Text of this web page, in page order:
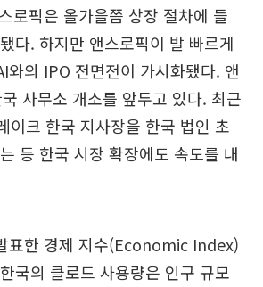
로픽은 올가을쯤 상장 절차에 들
다. 하지만 앤스로픽이 발 빠르게
와의 IPO 전면전이 가시화됐다. 앤
사무소 개소를 앞두고 있다. 최근
이크 한국 지사장을 한국 법인 초
등 한국 시장 확장에도 속도를 내
표한 경제 지수(Economic Index)
국의 클로드 사용량은 인구 규모